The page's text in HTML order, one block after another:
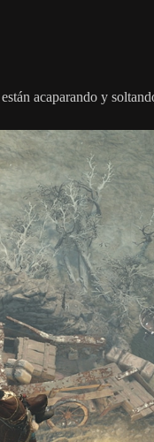
acaparando y